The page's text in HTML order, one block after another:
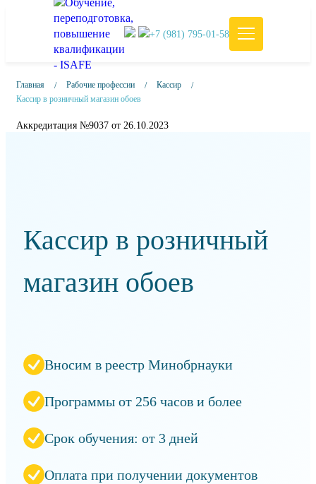
+7 (981) 795-01-58
Главная Рабочие профессии
Кассир
Кассир в розничный магазин обоев
Аккредитация №9037 от 26.10.2023
Кассир в розничный
магазин обоев
Вносим в реестр Минобрнауки
Программы от 256 часов и более
Срок обучения: от 3 дней
Оплата при получении документов